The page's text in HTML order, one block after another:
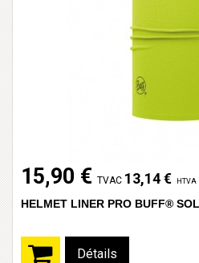
15,90 € TVAC 13,14 € HTVA
HELMET LINER PRO BUFF®
Détails